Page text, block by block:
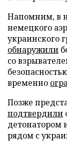
Напомним, в
немецкого
украинского
обнаружили
со
временно
Позже
подтвердили
детонатором
рядом с